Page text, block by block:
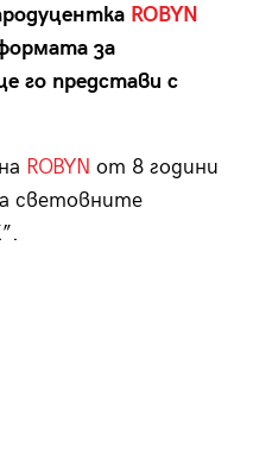
ROBYN
за
го представи с
ROBYN от 8 години
световните